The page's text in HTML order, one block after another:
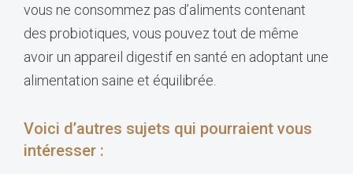
vous ne consommez pas d’aliments contenant
des probiotiques, vous pouvez tout de même
avoir un appareil digestif en santé en adoptant une
alimentation saine et équilibrée.
Voici d’autres sujets qui pourraient vous
intéresser :